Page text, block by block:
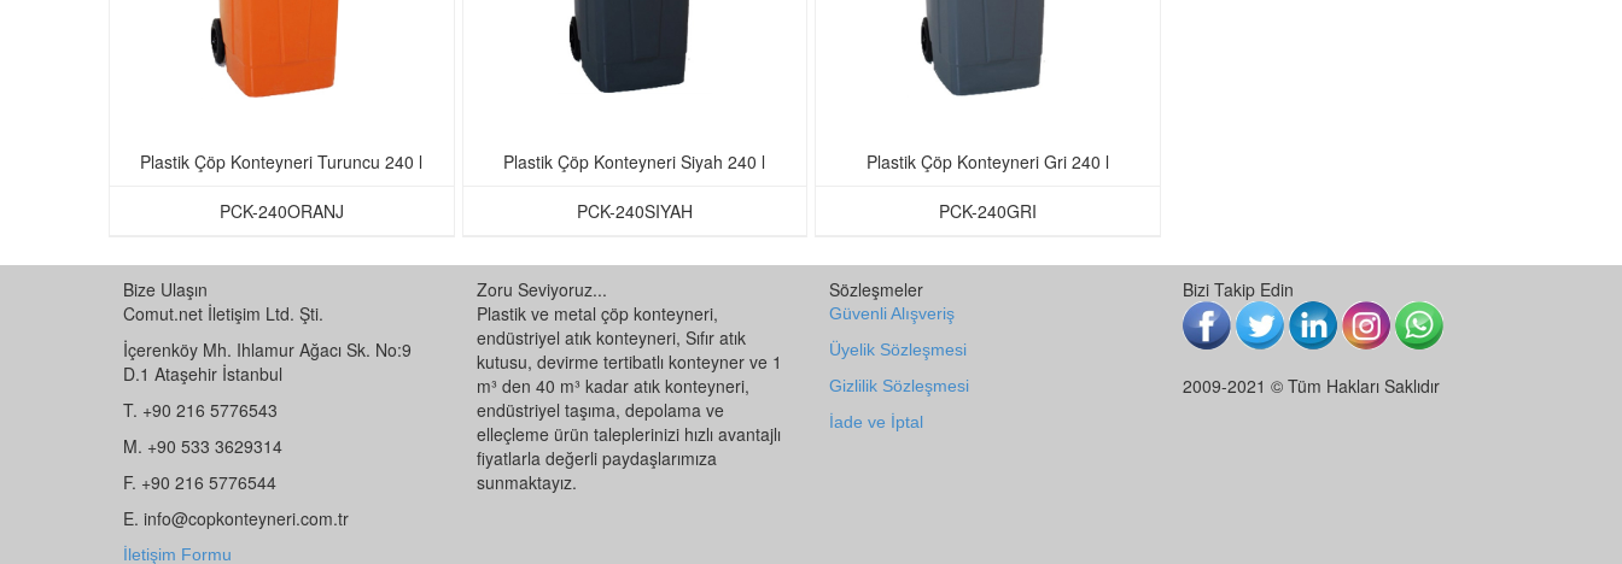
Plastik Çöp Konteyneri Turuncu 240 l
PCK-240ORANJ
Plastik Çöp Konteyneri Siyah 240 l
PCK-240SIYAH
Plastik Çöp Konteyneri Gri 240 l
PCK-240GRI
Bize Ulaşın
Comut.net İletişim Ltd. Şti.
İçerenköy Mh. Ihlamur Ağacı Sk. No:9
D.1 Ataşehir İstanbul
T. +90 216 5776543
M. +90 533 3629314
F. +90 216 5776544
E. info@copkonteyneri.com.tr
İletişim Formu
Zoru Seviyoruz...
Plastik ve metal çöp konteyneri,
endüstriyel atık konteyneri, Sıfır atık
kutusu, devirme tertibatlı konteyner ve 1
m³ den 40 m³ kadar atık konteyneri,
endüstriyel taşıma, depolama ve
elleçleme ürün taleplerinizi hızlı avantajlı
fiyatlarla değerli paydaşlarımıza
sunmaktayız.
Sözleşmeler
Güvenli Alışveriş
Üyelik Sözleşmesi
Gizlilik Sözleşmesi
İade ve İptal
Bizi Takip Edin
2009-2021 © Tüm Hakları Saklıdır